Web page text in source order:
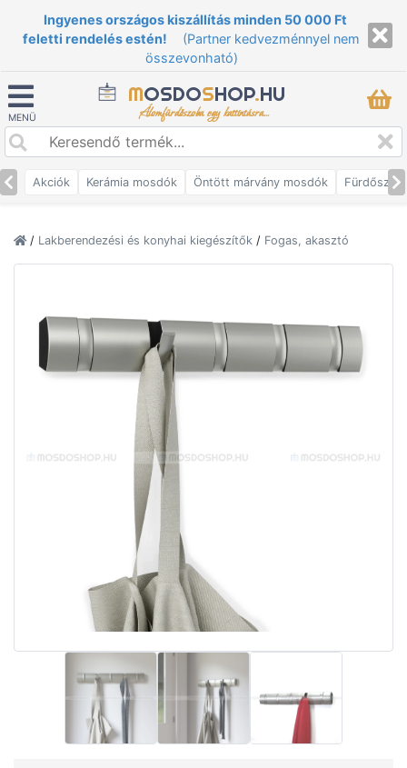
Ingyenes országos kiszállítás minden 50 000 Ft
feletti rendelés estén!
(Partner kedvezménnyel nem
összevonható)
MENÜ
MOSDOSHOP.HU
Álomfürdőszoba egy kattintásra...
Akciók Kerámia mosdók Öntött márvány mosdók
/ Lakberendezési és konyhai kiegészítők / Fogas, akasztó